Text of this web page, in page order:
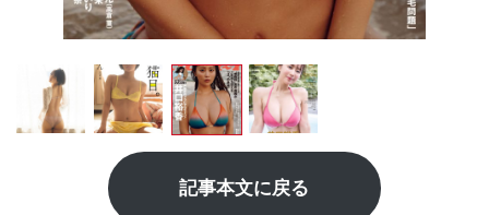
記事本文に戻る